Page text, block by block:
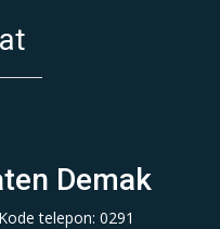
Demak
telepon: 0291